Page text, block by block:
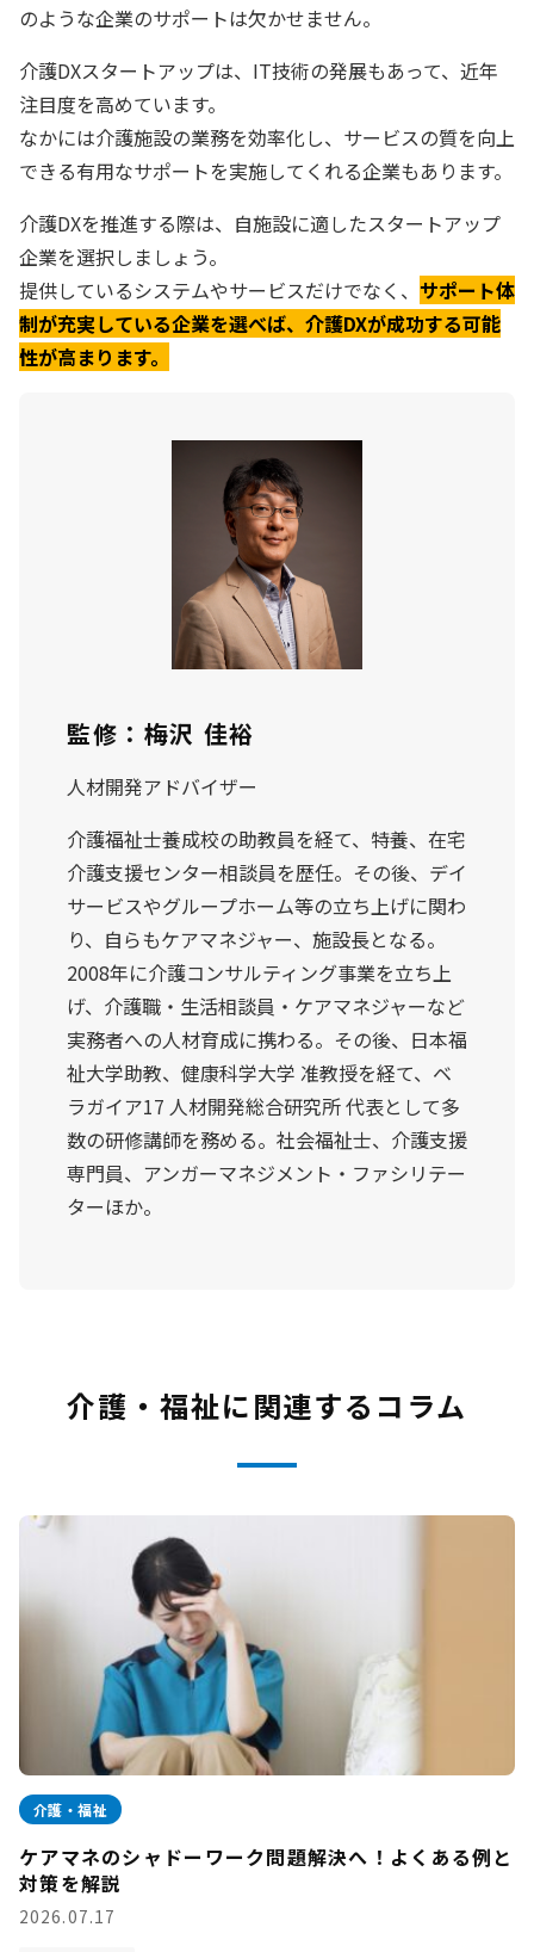
のような企業のサポートは欠かせません。
介護DXスタートアップは、IT技術の発展もあって、近年
注目度を高めています。
なかには介護施設の業務を効率化し、サービスの質を向上
できる有用なサポートを実施してくれる企業もあります。
介護DXを推進する際は、自施設に適したスタートアップ
企業を選択しましょう。
提供しているシステムやサービスだけでなく、 サポート体
制が充実している企業を選べば、介護DXが成功する可能
性が高まります。
監修：梅沢 佳裕
人材開発アドバイザー
介護福祉士養成校の助教員を経て、特養、在宅
介護支援センター相談員を歴任。その後、デイ
サービスやグループホーム等の立ち上げに関わ
り、自らもケアマネジャー、施設長となる。
2008年に介護コンサルティング事業を立ち上
げ、介護職・生活相談員・ケアマネジャーなど
実務者への人材育成に携わる。その後、日本福
祉大学助教、健康科学大学 准教授を経て、ベ
ラガイア17 人材開発総合研究所 代表として多
数の研修講師を務める。社会福祉士、介護支援
専門員、アンガーマネジメント・ファシリテー
ターほか。
介護・福祉に関連するコラム
介護・福祉
ケアマネのシャドーワーク問題解決へ！よくある例と
対策を解説
2026.07.17